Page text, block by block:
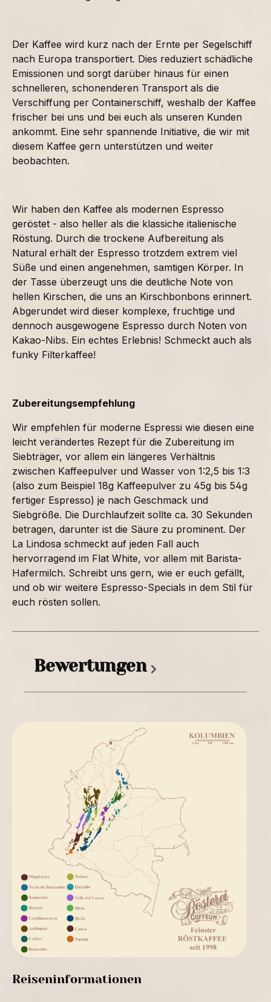
Reiseninformationen
Der Kaffee wird kurz nach der Ernte per Segelschiff
nach Europa transportiert. Dies reduziert schädliche
Emissionen und sorgt darüber hinaus für einen
schnelleren, schonenderen Transport als die
Verschiffung per Containerschiff, weshalb der Kaffee
frischer bei uns und bei euch als unseren Kunden
ankommt. Eine sehr spannende Initiative, die wir mit
diesem Kaffee gern unterstützen und weiter
beobachten.
Wir haben den Kaffee als modernen Espresso
geröstet - also heller als die klassiche italienische
Röstung. Durch die trockene Aufbereitung als
Natural erhält der Espresso trotzdem extrem viel
Süße und einen angenehmen, samtigen Körper. In
der Tasse überzeugt uns die deutliche Note von
hellen Kirschen, die uns an Kirschbonbons erinnert.
Abgerundet wird dieser komplexe, fruchtige und
dennoch ausgewogene Espresso durch Noten von
Kakao-Nibs. Ein echtes Erlebnis! Schmeckt auch als
funky Filterkaffee!
Zubereitungsempfehlung
Wir empfehlen für moderne Espressi wie diesen eine
leicht verändertes Rezept für die Zubereitung im
Siebträger, vor allem ein längeres Verhältnis
zwischen Kaffeepulver und Wasser von 1:2,5 bis 1:3
(also zum Beispiel 18g Kaffeepulver zu 45g bis 54g
fertiger Espresso) je nach Geschmack und
Siebgröße. Die Durchlaufzeit sollte ca. 30 Sekunden
betragen, darunter ist die Säure zu prominent. Der
La Lindosa schmeckt auf jeden Fall auch
hervorragend im Flat White, vor allem mit Barista-
Hafermilch. Schreibt uns gern, wie er euch gefällt,
und ob wir weitere Espresso-Specials in dem Stil für
euch rösten sollen.
Bewertungen